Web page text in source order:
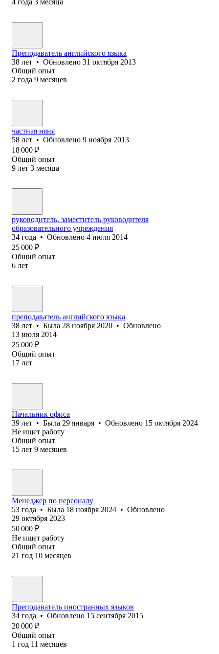
Преподаватель английского языка
38 лет • Обновлено 31 октября 2013
Общий опыт
2 года 9 месяцев
частная няня
58 лет • Обновлено 9 ноября 2013
18 000 ₽
Общий опыт
9 лет 3 месяца
руководитель, заместитель руководителя
образовательного учреждения
34 года • Обновлено 4 июля 2014
25 000 ₽
Общий опыт
6 лет
преподаватель английского языка
38 лет • Была 28 ноября 2020 • Обновлено
13 июля 2014
25 000 ₽
Общий опыт
17 лет
Начальник офиса
39 лет • Была 29 января • Обновлено 15 октября 2024
Не ищет работу
Общий опыт
15 лет 9 месяцев
Менеджер по персоналу
53 года • Была 18 ноября 2024 • Обновлено
29 октября 2023
50 000 ₽
Не ищет работу
Общий опыт
21 год 10 месяцев
Преподаватель иностранных языков
34 года • Обновлено 15 сентября 2015
20 000 ₽
Общий опыт
1 год 11 месяцев